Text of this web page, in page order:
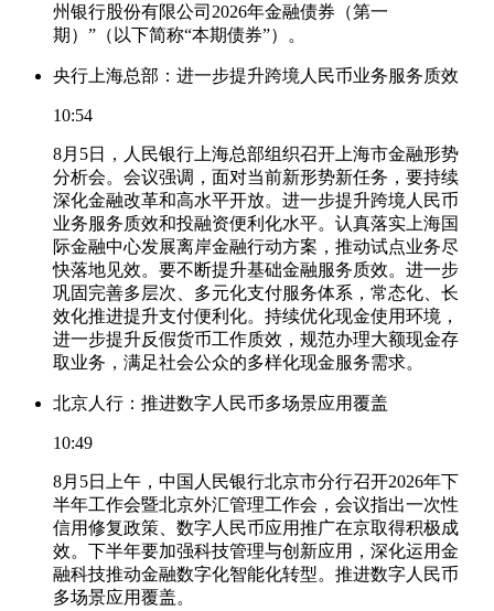
州银行股份有限公司2026年金融债券（第一
期）”（以下简称“本期债券”）。
央行上海总部：进一步提升跨境人民币业务服务质效
10:54
8月5日，人民银行上海总部组织召开上海市金融形势
分析会。会议强调，面对当前新形势新任务，要持续
深化金融改革和高水平开放。进一步提升跨境人民币
业务服务质效和投融资便利化水平。认真落实上海国
际金融中心发展离岸金融行动方案，推动试点业务尽
快落地见效。要不断提升基础金融服务质效。进一步
巩固完善多层次、多元化支付服务体系，常态化、长
效化推进提升支付便利化。持续优化现金使用环境，
进一步提升反假货币工作质效，规范办理大额现金存
取业务，满足社会公众的多样化现金服务需求。
北京人行：推进数字人民币多场景应用覆盖
10:49
8月5日上午，中国人民银行北京市分行召开2026年下
半年工作会暨北京外汇管理工作会，会议指出一次性
信用修复政策、数字人民币应用推广在京取得积极成
效。下半年要加强科技管理与创新应用，深化运用金
融科技推动金融数字化智能化转型。推进数字人民币
多场景应用覆盖。